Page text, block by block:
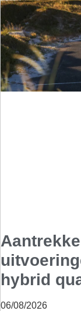
hybrid
06/08/2026